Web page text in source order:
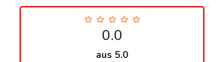
0.0
aus 5.0